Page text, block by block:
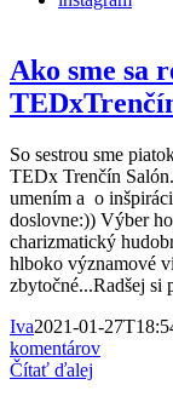
Ako sme sa
So sestrou sme
TEDx Trenčín
umením a o
doslovne:)) Výber
charizmatický
hlboko významové
Iva2021-01-
komentárov
Čítať ďalej